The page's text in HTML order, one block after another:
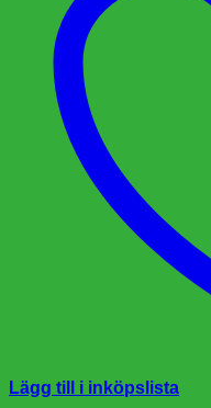
Lägg till i inköpslista